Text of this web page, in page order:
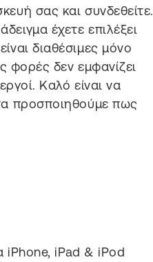
σας και συνδεθείτε.
έχετε επιλέξει
διαθέσιμες μόνο
φορές δεν εμφανίζει
Καλό είναι να
προσποιηθούμε πως
iPhone, iPad & iPod